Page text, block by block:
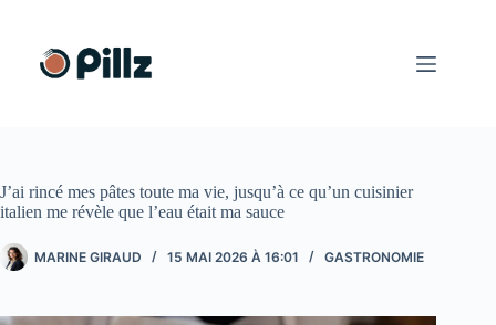
contenu
J’ai rincé mes pâtes toute ma vie, jusqu’à ce qu’un cuisinier
italien me révèle que l’eau était ma sauce
MARINE GIRAUD 15 MAI 2026 À 16:01 GASTRONOMIE